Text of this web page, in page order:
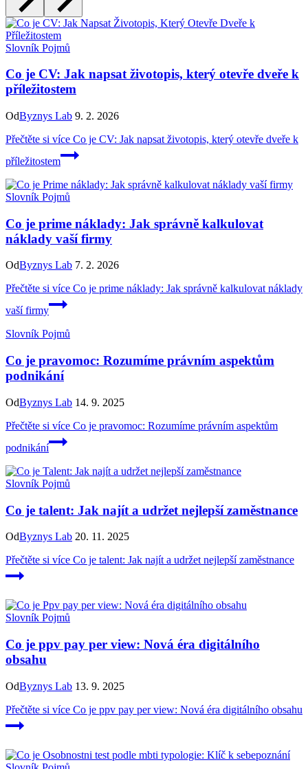
Slovník Pojmů
Co je CV: Jak napsat životopis, který otevře dveře k
příležitostem
OdByznys Lab 9. 2. 2026
Přečtěte si více Co je CV: Jak napsat životopis, který otevře dveře k
příležitostem
Slovník Pojmů
Co je prime náklady: Jak správně kalkulovat
náklady vaší firmy
OdByznys Lab 7. 2. 2026
Přečtěte si více Co je prime náklady: Jak správně kalkulovat náklady
vaší firmy
Slovník Pojmů
Co je pravomoc: Rozumíme právním aspektům
podnikání
OdByznys Lab 14. 9. 2025
Přečtěte si více Co je pravomoc: Rozumíme právním aspektům
podnikání
Slovník Pojmů
Co je talent: Jak najít a udržet nejlepší zaměstnance
OdByznys Lab 20. 11. 2025
Přečtěte si více Co je talent: Jak najít a udržet nejlepší zaměstnance
Slovník Pojmů
Co je ppv pay per view: Nová éra digitálního
obsahu
OdByznys Lab 13. 9. 2025
Přečtěte si více Co je ppv pay per view: Nová éra digitálního obsahu